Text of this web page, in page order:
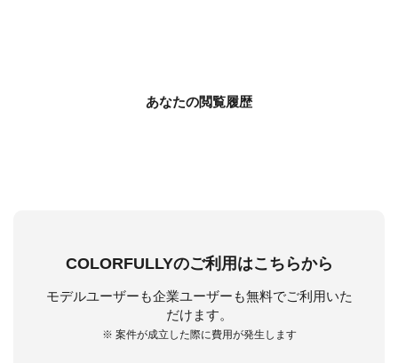
あなたの閲覧履歴
COLORFULLYのご利用はこちらから
モデルユーザーも企業ユーザーも無料でご利用いた
だけます。
※ 案件が成立した際に費用が発生します